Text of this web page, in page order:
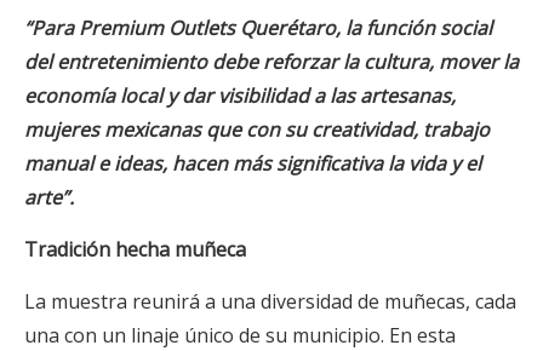
“Para Premium Outlets Querétaro, la función social
del entretenimiento debe reforzar la cultura, mover la
economía local y dar visibilidad a las artesanas,
mujeres mexicanas que con su creatividad, trabajo
manual e ideas, hacen más significativa la vida y el
arte”.
Tradición hecha muñeca
La muestra reunirá a una diversidad de muñecas, cada
una con un linaje único de su municipio. En esta